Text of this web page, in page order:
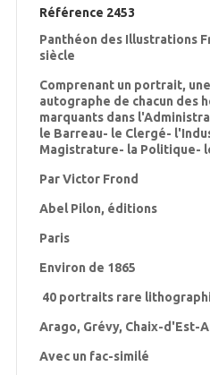
Référence 2453
Panthéon des Illustrations
siècle
Comprenant un portrait,
autographe de chacun des
marquants dans
le Barreau- le Clergé-
Magistrature- la Politique-
Par Victor Frond
Abel Pilon, éditions
Paris
Environ de 1865
40 portraits rare
Arago, Grévy, Chaix-d'Est-
Avec un fac-similé